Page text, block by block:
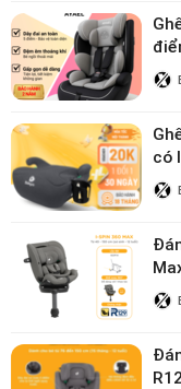
10
có